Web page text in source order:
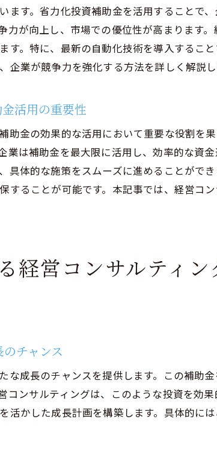
コンサルタントが提供する活用テクニッ
成功事例に学ぶ補助金活用の秘訣
省力化投資の成果を高めるためのポイン
補助金と経営コンサルティングの最適な
省力化投資補助金による資金運用の効率化を
投資効率を高めるための資金運用戦略
コンサルティングが提案する効率的な資
資金運用の最適化に向けた具体的手法
省力化投資における資金流動性の確保
経営コンサルティングがもたらす省力化投資
実際に成功した省力化投資のケーススタデ
成功事例から考える効率的な投資戦略
実例で学ぶ省力化補助金の効果的な活用
ます。省力化投資補助金を活用することで
力が向上し、市場での優位性が高まります
す。特に、最新の自動化技術を導入するこ
企業が競争力を強化する方法を詳しく解説し
活用の重要性
助金の効果的な活用において重要な役割を
業は補助金を最大限に活用し、効率的な資
具体的な施策をスムーズに進めることがで
することが可能です。本記事では、経営コ
経営コンサルティ
チャンス
な成長のチャンスを提供します。この補助
コンサルティングは、このような投資を効
活かした成長計画を構築します。具体的に